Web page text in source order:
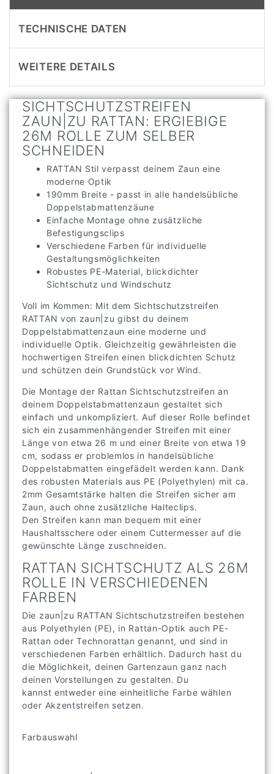
SICHTSCHUTZSTREIFEN
ZAUN|ZU RATTAN: ERGIEBIGE
26M ROLLE ZUM SELBER
SCHNEIDEN
RATTAN Stil verpasst deinem Zaun eine
moderne Optik
190mm Breite - passt in alle handelsübliche
Doppelstabmattenzäune
Einfache Montage ohne zusätzliche
Befestigungsclips
Verschiedene Farben für individuelle
Gestaltungsmöglichkeiten
Robustes PE-Material, blickdichter
Voll im Kommen: Mit dem Sichtschutzstreifen
RATTAN von zaun|zu gibst du deinem
Doppelstabmattenzaun eine moderne und
individuelle Optik. Gleichzeitig gewährleisten die
hochwertigen Streifen einen blickdichten Schutz
Die Montage der Rattan Sichtschutzstreifen an
deinem Doppelstabmattenzaun gestaltet sich
einfach und unkompliziert. Auf dieser Rolle befindet
sich ein zusammenhängender Streifen mit einer
Länge von etwa 26 m und einer Breite von etwa 19
cm, sodass er problemlos in handelsübliche
Doppelstabmatten eingefädelt werden kann. Dank
des robusten Materials aus PE (Polyethylen) mit ca.
2mm Gesamtstärke halten die Streifen sicher am
Zaun, auch ohne zusätzliche Halteclips.
Den Streifen kann man bequem mit einer
Haushaltsschere oder einem Cuttermesser auf die
RATTAN SICHTSCHUTZ ALS 26M
ROLLE IN VERSCHIEDENEN
FARBEN
Die zaun|zu RATTAN Sichtschutzstreifen bestehen
aus Polyethylen (PE), in Rattan-Optik auch PE-
Rattan oder Technorattan genannt, und sind in
verschiedenen Farben erhältlich. Dadurch hast du
die Möglichkeit, deinen Gartenzaun ganz nach
deinen Vorstellungen zu gestalten. Du
kannst entweder eine einheitliche Farbe wählen